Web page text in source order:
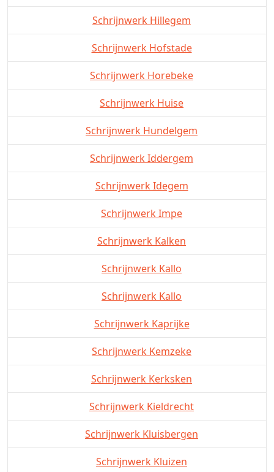
Schrijnwerk Hillegem
Schrijnwerk Hofstade
Schrijnwerk Horebeke
Schrijnwerk Huise
Schrijnwerk Hundelgem
Schrijnwerk Iddergem
Schrijnwerk Idegem
Schrijnwerk Impe
Schrijnwerk Kalken
Schrijnwerk Kallo
Schrijnwerk Kallo
Schrijnwerk Kaprijke
Schrijnwerk Kemzeke
Schrijnwerk Kerksken
Schrijnwerk Kieldrecht
Schrijnwerk Kluisbergen
Schrijnwerk Kluizen